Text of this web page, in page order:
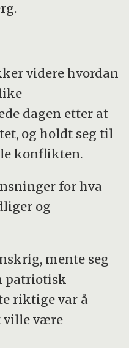
videre hvordan
dagen etter at
og holdt seg til
konflikten.
for hva
og
mente seg
patriotisk
riktige var å
ville være